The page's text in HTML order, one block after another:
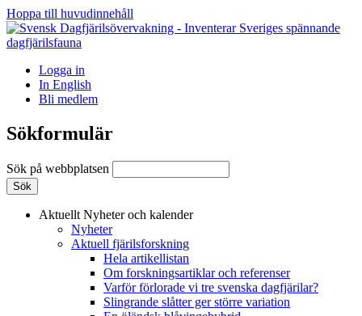
Hoppa till huvudinnehåll
Logga in
In English
Bli medlem
Sökformulär
Sök på webbplatsen
Aktuellt Nyheter och kalender
Nyheter
Aktuell fjärilsforskning
Hela artikellistan
Om forskningsartiklar och referenser
Varför förlorade vi tre svenska dagfjärilar?
Slingrande slåtter ger större variation